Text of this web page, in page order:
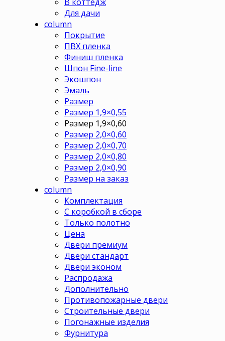
Для дачи
column
Покрытие
ПВХ пленка
Финиш пленка
Шпон Fine-line
Экошпон
Эмаль
Размер
Размер 1,9×0,55
Размер 1,9×0,60
Размер 2,0×0,60
Размер 2,0×0,70
Размер 2,0×0,80
Размер 2,0×0,90
Размер на заказ
column
Комплектация
С коробкой в сборе
Только полотно
Цена
Двери премиум
Двери стандарт
Двери эконом
Распродажа
Дополнительно
Противопожарные двери
Строительные двери
Погонажные изделия
Фурнитура